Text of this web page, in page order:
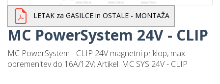
LETAK za GASILCE in OSTALE - MONTAŽA
MC PowerSystem 24V - CLIP
MC PowerSystem - CLIP 24V magnetni priklop, max.
obremenitev do 16A/12V; Artikel: MC SYS 24V - CLIP